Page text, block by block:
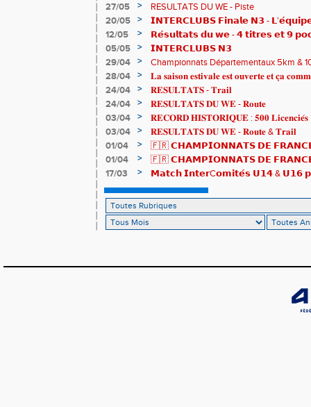
27/05
>
RESULTATS DU WE - Piste
20/05
>
𝗜𝗡𝗧𝗘𝗥𝗖𝗟𝗨𝗕𝗦 𝗙𝗶𝗻𝗮𝗹𝗲 𝗡𝟯 -
𝟯𝟮𝟰𝟮𝟳𝗽𝘁𝘀
12/05 >
𝗥𝗲́𝘀𝘂𝗹𝘁𝗮𝘁𝘀 𝗱𝘂 𝘄𝗲 - 𝟰 𝘁𝗶𝘁𝗿𝗲𝘀 𝗲𝘁 𝟵
05/05
>
𝗜𝗡𝗧𝗘𝗥𝗖𝗟𝗨𝗕𝗦 𝗡𝟯
29/04
>
Championnats Départementaux 5km &
de bronze et un max de plaisir pour tous !
28/04 >
𝐋𝐚 𝐬𝐚𝐢𝐬𝐨𝐧 𝐞𝐬𝐭𝐢𝐯𝐚𝐥𝐞 𝐞𝐬𝐭 𝐨𝐮𝐯𝐞𝐫𝐭𝐞 𝐞𝐭 𝐜̧𝐚
24/04
>
𝐑𝐄𝐒𝐔𝐋𝐓𝐀𝐓𝐒 - 𝐓𝐫𝐚𝐢𝐥
24/04
>
𝐑𝐄𝐒𝐔𝐋𝐓𝐀𝐓𝐒 𝐃𝐔 𝐖𝐄 - 𝐑𝐨𝐮𝐭𝐞
03/04
>
𝐑𝐄𝐂𝐎𝐑𝐃 𝐇𝐈𝐒𝐓𝐎𝐑𝐈𝐐𝐔𝐄 : 𝟓𝟎𝟎 𝐋𝐢𝐜𝐞𝐧𝐜𝐢𝐞́𝐬
03/04
>
𝐑𝐄𝐒𝐔𝐋𝐓𝐀𝐓𝐒 𝐃𝐔 𝐖𝐄 - 𝐑𝐨𝐮𝐭𝐞 & 𝐓𝐫𝐚𝐢𝐥
01/04
>
🇫🇷 𝗖𝗛𝗔𝗠𝗣𝗜𝗢𝗡𝗡𝗔𝗧𝗦 𝗗𝗘 𝗙𝗥𝗔𝗡𝗖𝗘
résultats
01/04 >
🇫🇷 𝗖𝗛𝗔𝗠𝗣𝗜𝗢𝗡𝗡𝗔𝗧𝗦 𝗗𝗘 𝗙𝗥𝗔𝗡𝗖𝗘
𝒕𝒓𝒂𝒊𝒍𝒆𝒖𝒓𝒔 𝒓𝒂𝒎𝒆̀𝒏𝒆𝒏𝒕 4 𝒎𝒆́𝒅𝒂𝒊𝒍𝒍𝒆𝒔 !
17/03 >
𝗠𝗮𝘁𝗰𝗵 𝗜𝗻𝘁𝗲𝗿C𝗼𝗺𝗶𝘁𝗲́𝘀 𝗨𝟭𝟰 & 𝗨𝟭𝟲